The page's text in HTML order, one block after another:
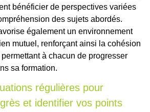
bénéficier de perspectives variées
des sujets abordés.
également un environnement
mutuel, renforçant ainsi la cohésion
à chacun de progresser
sa formation.
régulières pour
et identifier vos points